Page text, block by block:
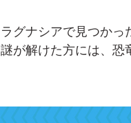
ラグナシアで見つかっ
謎が解けた方には、恐